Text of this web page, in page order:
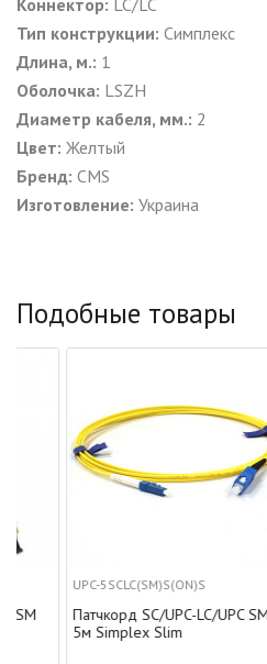
Тип конструкции: Симплекс
Длина, м.: 1
Оболочка: LSZH
Диаметр кабеля, мм.: 2
Цвет: Желтый
Бренд: CMS
Изготовление: Украина
Подобные товары
UPC-5SCLC(SM)S(ON)S
Патчкорд SC/UPC-LC/UPC SM
5м Simplex Slim